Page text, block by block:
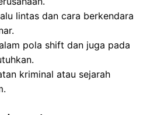
lintas dan cara berkendara
pola shift dan juga pada
kriminal atau sejarah